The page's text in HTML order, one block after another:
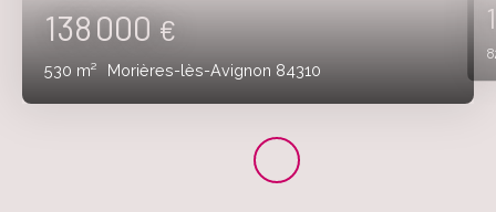
138 000€
530 m² Morières-lès-Avignon 84310